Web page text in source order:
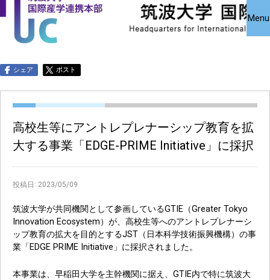
Menu
Close
国際産学連携
本部について
国際産学連携
本部公募事業
共同研究受
究・知的財
シェア ポスト
高校生等にアントレプレナーシップ教育を拡
大する事業「EDGE-PRIME Initiative」に採択
投稿日: 2023/05/09
筑波大学が共同機関として参画しているGTIE（Greater Tokyo
Innovation Ecosystem）が、高校生等へのアントレプレナーシ
ップ教育の拡大を目的とするJST（日本科学技術振興機構）の事
業「EDGE PRIME Initiative」に採択されました。
本事業は、早稲田大学を主幹機関に据え、GTIE内で特に筑波大